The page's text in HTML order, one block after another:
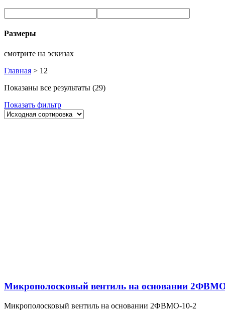
Размеры
смотрите на эскизах
Главная > 12
Показаны все результаты (29)
Показать фильтр
Микрополосковый вентиль на основании
Микрополосковый вентиль на основании 2ФВМO-10-2